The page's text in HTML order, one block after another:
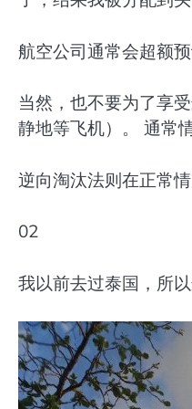
航空公司通常会超额
当然，也不要为了享
静地等飞机）。 通常
逆向淘汰法则在正常
02
我以前去过泰国，所